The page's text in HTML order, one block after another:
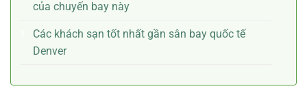
của chuyến bay này
Các khách sạn tốt nhất gần sân bay quốc tế
Denver